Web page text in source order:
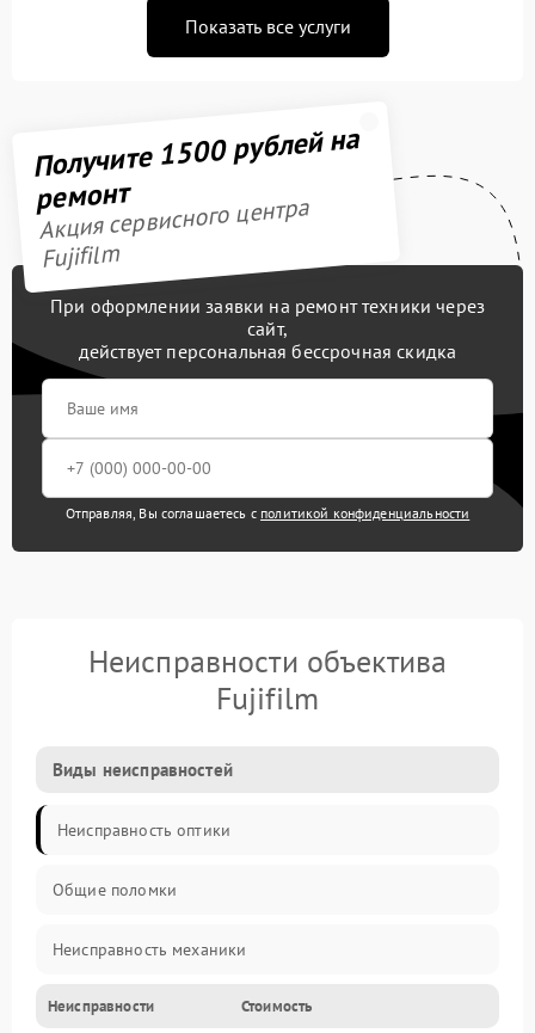
Показать все услуги
Получите 1500 рублей на
ремонт
Акция сервисного центра
Fujifilm
При оформлении заявки на ремонт техники через
сайт,
действует персональная бессрочная скидка
Отправляя, Вы соглашаетесь с политикой конфиденциальности
Неисправности объектива
Fujifilm
Виды неисправностей
Неисправность оптики
Общие поломки
Неисправность механики
Неисправность электроники (если объектив с мотором/
Неисправности Стоимость